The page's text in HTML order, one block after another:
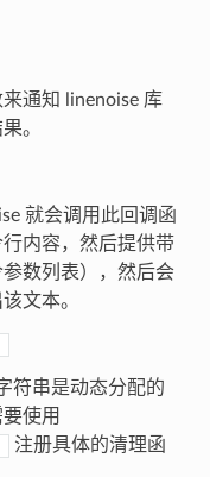
通知 linenoise 库
。
就会调用此回调函
内容，然后提供带
数列表），然后会
文本。
符串是动态分配的
使用
注册具体的清理函